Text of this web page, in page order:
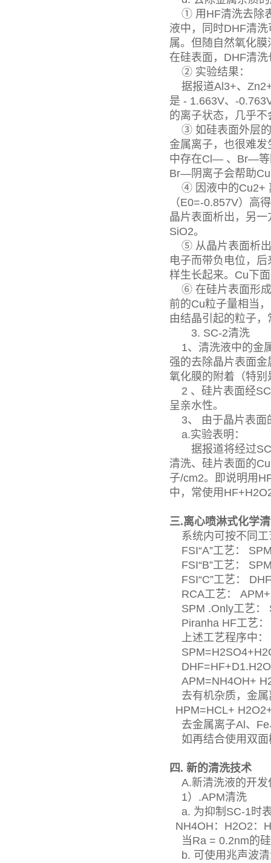
① 用HF清洗去除表
液中，同时DHF清
属。但随自然氧化
在硅表面，DHF清
② 实验结果：
据报道Al3+、
是 - 1.663V、-
的离子状态，几乎
③ 如硅表面外层的
金属离子，也很难
中存在Cl— 、Br—等
Br—阴离子会帮助
④ 因液中的Cu2+
（E0=-0.857V）高
晶片表面析出，另
SiO2。
⑤ 从晶片表面析出
电子而带负电位，
样生长起来。Cu下
⑥ 在硅片表面形成
前的Cu粒子量相当
由结晶引起的粒子
3. SC-2清洗
1、清洗液中的金
强的去除晶片表面
氧化膜的附着（特
2 、硅片表面经
呈亲水性。
3、 由于晶片表面
a.实验表明：
据报道将经过SC-
清洗、硅片表面的
子/cm2。即说明用
中，常使用
三.离心喷淋式化学
系统内可按不同工
FSI“A”工艺：
FSI“B”工艺：
FSI“C”工艺：
RCA工艺：
SPM .Only工艺：
Piranha HF工艺
上述工艺程序中：
APM=NH4OH+
去有机杂质，金
HPM=HCL+
去金属离子Al、
如再结合使用双面
四. 新的清洗技术
A.新清洗液的开
1）.APM清洗
a. 为抑制SC-1时
NH4OH：H2O2：
当Ra = 0.2nm的硅
b. 可使用兆声波清